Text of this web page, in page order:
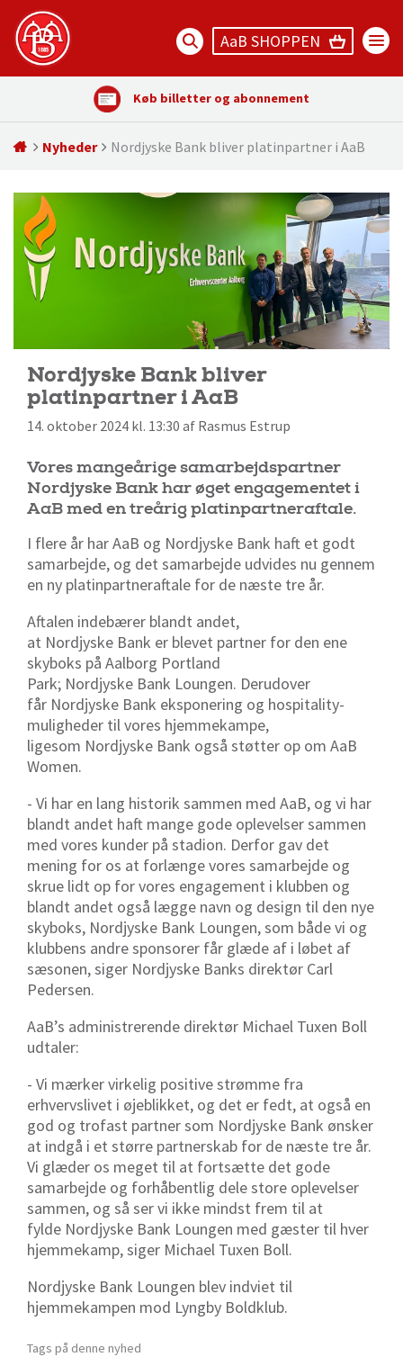
AaB SHOPPEN
Køb billetter og abonnement
Nyheder Nordjyske Bank bliver platinpartner i AaB
Nordjyske Bank bliver
platinpartner i AaB
14. oktober 2024 kl. 13:30 af Rasmus Estrup
Vores mangeårige samarbejdspartner
Nordjyske Bank har øget engagementet i
AaB med en treårig platinpartneraftale.
I flere år har AaB og Nordjyske Bank haft et godt
samarbejde, og det samarbejde udvides nu gennem
en ny platinpartneraftale for de næste tre år.
Aftalen indebærer blandt andet,
at Nordjyske Bank er blevet partner for den ene
skyboks på Aalborg Portland
Park; Nordjyske Bank Loungen. Derudover
får Nordjyske Bank eksponering og hospitality-
muligheder til vores hjemmekampe,
ligesom Nordjyske Bank også støtter op om AaB
Women.
- Vi har en lang historik sammen med AaB, og vi har
blandt andet haft mange gode oplevelser sammen
med vores kunder på stadion. Derfor gav det
mening for os at forlænge vores samarbejde og
skrue lidt op for vores engagement i klubben og
blandt andet også lægge navn og design til den nye
skyboks, Nordjyske Bank Loungen, som både vi og
klubbens andre sponsorer får glæde af i løbet af
sæsonen, siger Nordjyske Banks direktør Carl
Pedersen.
AaB’s administrerende direktør Michael Tuxen Boll
udtaler:
- Vi mærker virkelig positive strømme fra
erhvervslivet i øjeblikket, og det er fedt, at også en
god og trofast partner som Nordjyske Bank ønsker
at indgå i et større partnerskab for de næste tre år.
Vi glæder os meget til at fortsætte det gode
samarbejde og forhåbentlig dele store oplevelser
sammen, og så ser vi ikke mindst frem til at
fylde Nordjyske Bank Loungen med gæster til hver
hjemmekamp, siger Michael Tuxen Boll.
Nordjyske Bank Loungen blev indviet til
hjemmekampen mod Lyngby Boldklub.
Tags på denne nyhed